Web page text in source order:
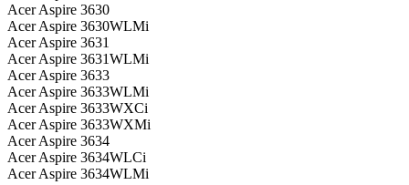
Acer Aspire 3630
Acer Aspire 3630WLMi
Acer Aspire 3631
Acer Aspire 3631WLMi
Acer Aspire 3633
Acer Aspire 3633WLMi
Acer Aspire 3633WXCi
Acer Aspire 3633WXMi
Acer Aspire 3634
Acer Aspire 3634WLCi
Acer Aspire 3634WLMi